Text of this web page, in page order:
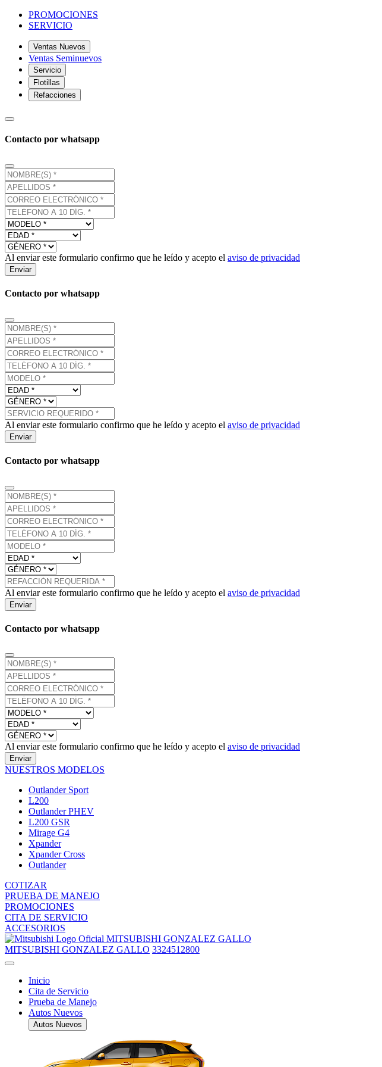
PROMOCIONES
SERVICIO
Ventas Nuevos
Ventas Seminuevos
Servicio
Flotillas
Refacciones
Contacto por whatsapp
Al enviar este formulario confirmo que he leído y acepto el aviso de privacidad
Enviar
Contacto por whatsapp
Al enviar este formulario confirmo que he leído y acepto el aviso de privacidad
Enviar
Contacto por whatsapp
Al enviar este formulario confirmo que he leído y acepto el aviso de privacidad
Enviar
Contacto por whatsapp
Al enviar este formulario confirmo que he leído y acepto el aviso de privacidad
Enviar
NUESTROS MODELOS
Outlander Sport
L200
Outlander PHEV
L200 GSR
Mirage G4
Xpander
Xpander Cross
Outlander
COTIZAR
PRUEBA DE MANEJO
PROMOCIONES
CITA DE SERVICIO
ACCESORIOS
MITSUBISHI GONZALEZ GALLO
MITSUBISHI GONZALEZ GALLO 3324512800
Inicio
Cita de Servicio
Prueba de Manejo
Autos Nuevos
Autos Nuevos